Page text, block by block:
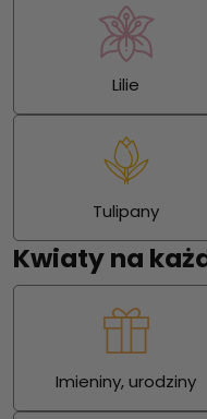
Lilie
Tulipany
Kwiaty na
Imieniny, urodziny